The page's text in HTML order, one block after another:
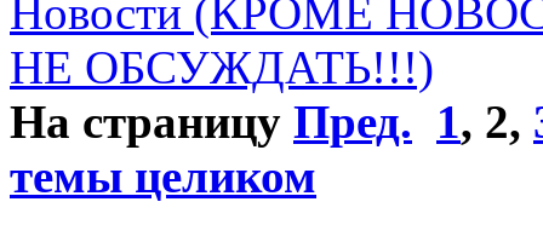
Новости (КРОМЕ
НЕ ОБСУЖДАТЬ!!!)
На страницу Пред. 1, 2,
темы целиком